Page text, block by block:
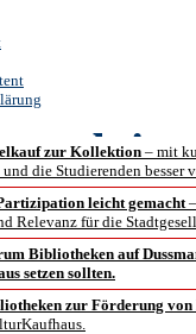
zur Kollektion – mit
die Studierenden besser
leicht gemacht–
Relevanz für die
Bibliotheken auf
setzen sollten.
zur Förderung
b.i.t.